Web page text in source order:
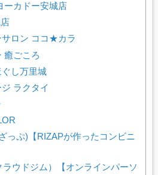
ーカドー安城店
サロン ココ★カラ
癒ごころ
し万里城
ラクタイ
っぷ)【RIZAPが作ったコンビニ
ウドジム）【オンラインパーソ